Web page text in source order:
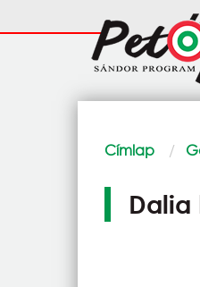
Fő
navigáció
Morzsa
Címlap
Dalia